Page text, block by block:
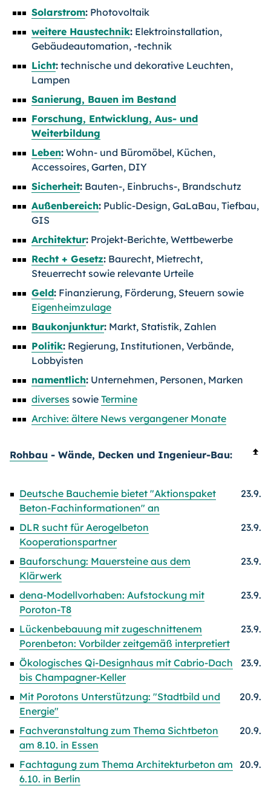
Solarstrom: Photovoltaik
weitere Haustechnik: Elektroinstallation,
Gebäudeautomation, -technik
Licht: technische und dekorative Leuchten,
Lampen
Sanierung, Bauen im Bestand
Forschung, Entwicklung, Aus- und
Weiterbildung
Leben: Wohn- und Büromöbel, Küchen,
Accessoires, Garten, DIY
Sicherheit: Bauten-, Einbruchs-, Brandschutz
Außenbereich: Public-Design, GaLaBau, Tiefbau,
GIS
Architektur: Projekt-Berichte, Wettbewerbe
Recht + Gesetz: Baurecht, Mietrecht,
Steuerrecht sowie relevante Urteile
Geld: Finanzierung, Förderung, Steuern sowie
Eigenheimzulage
Baukonjunktur: Markt, Statistik, Zahlen
Politik: Regierung, Institutionen, Verbände,
Lobbyisten
namentlich: Unternehmen, Personen, Marken
diverses sowie Termine
Archive: ältere News vergangener Monate
Rohbau - Wände, Decken und Ingenieur-Bau:
Deutsche Bauchemie bietet "Aktionspaket
Beton-Fachinformationen" an
23.9.
DLR sucht für Aerogelbeton
Kooperationspartner
23.9.
Bauforschung: Mauersteine aus dem
Klärwerk
23.9.
dena-Modellvorhaben: Aufstockung mit
Poroton-T8
23.9.
Lückenbebauung mit zugeschnittenem
Porenbeton: Vorbilder zeitgemäß interpretiert
23.9.
Ökologisches Qi-Designhaus mit Cabrio-Dach
bis Champagner-Keller
23.9.
Mit Porotons Unterstützung: "Stadtbild und
Energie"
20.9.
Fachveranstaltung zum Thema Sichtbeton
am 8.10. in Essen
20.9.
Fachtagung zum Thema Architekturbeton am
6.10. in Berlin
20.9.